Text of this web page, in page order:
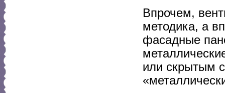
Впрочем,
методика, а
фасадные
или скрытым